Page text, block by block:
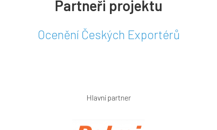
Partneři projektu
Ocenění Českých Exportérů
Hlavní partner